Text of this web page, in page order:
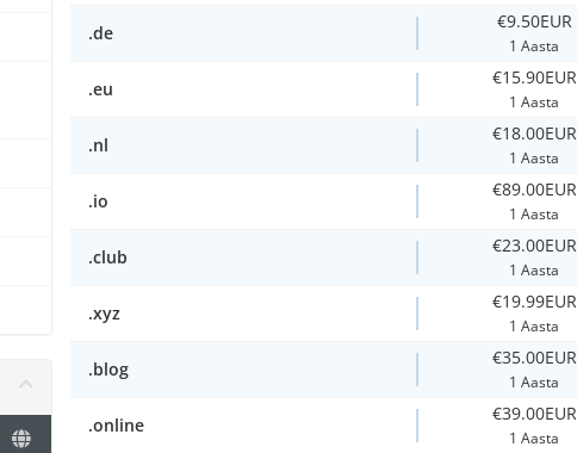
.de
€9.50EUR
1 Aasta
.eu
€15.90EUR
1 Aasta
.nl
€18.00EUR
1 Aasta
.io
€89.00EUR
1 Aasta
.club
€23.00EUR
1 Aasta
.xyz
€19.99EUR
1 Aasta
.blog
€35.00EUR
1 Aasta
.online
€39.00EUR
1 Aasta